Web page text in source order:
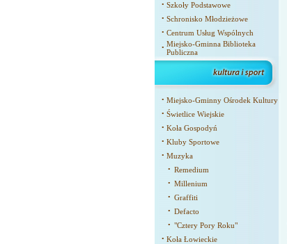
• Szkoły Podstawowe
• Schronisko Młodzieżowe
• Centrum Usług Wspólnych
• Miejsko-Gminna Biblioteka
Publiczna
• Miejsko-Gminny Ośrodek Kultury
• Świetlice Wiejskie
• Koła Gospodyń
• Kluby Sportowe
• Muzyka
• Remedium
• Millenium
• Graffiti
• Defacto
• "Cztery Pory Roku"
• Koła Łowieckie